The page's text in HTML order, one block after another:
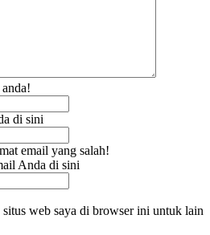
di sini
email yang salah!
Anda di sini
situs web saya di browser ini untuk lain